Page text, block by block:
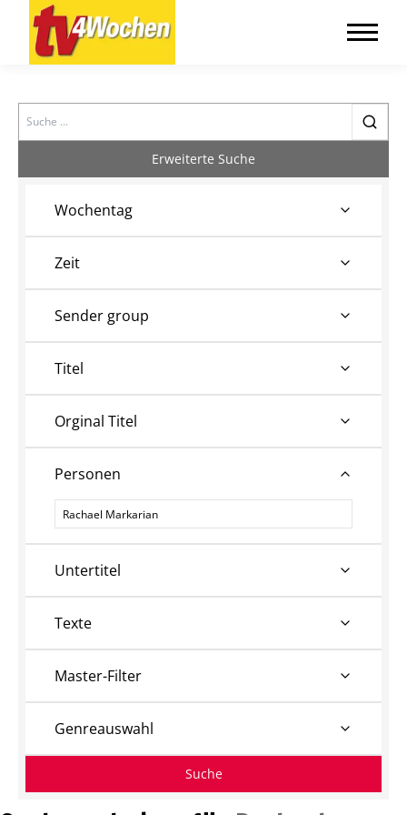
Search
Erweiterte Suche
Wochentag
Zeit
Sender group
Titel
Orginal Titel
Personen
Personen
Untertitel
Texte
Master-Filter
Genreauswahl
Suche